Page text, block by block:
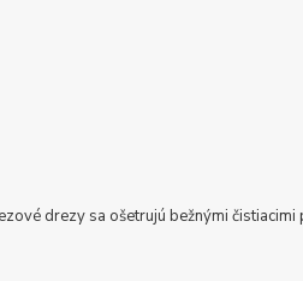
drezy sa ošetrujú bežnými čistiacimi